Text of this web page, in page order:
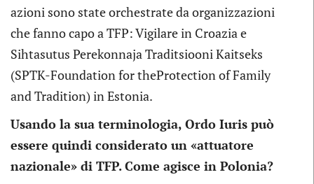
azioni sono state orchestrate da organizzazioni
che fanno capo a TFP: Vigilare in Croazia e
Sihtasutus Perekonnaja Traditsiooni Kaitseks
(SPTK-Foundation for theProtection of Family
and Tradition) in Estonia.
Usando la sua terminologia, Ordo Iuris può
essere quindi considerato un «attuatore
nazionale» di TFP. Come agisce in Polonia?